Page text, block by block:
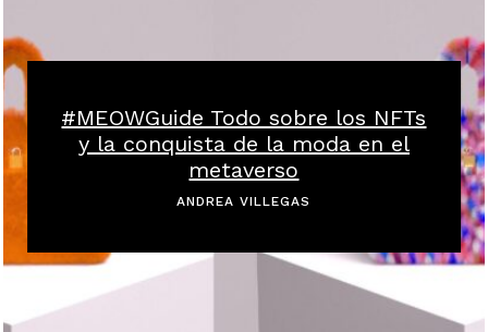
#MEOWGuide Todo sobre los NFTs
y la conquista de la moda en el
metaverso
ANDREA VILLEGAS